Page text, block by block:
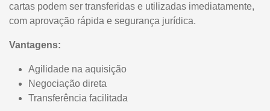
cartas podem ser transferidas e utilizadas imediatamente,
com aprovação rápida e segurança jurídica.
Vantagens:
Agilidade na aquisição
Negociação direta
Transferência facilitada